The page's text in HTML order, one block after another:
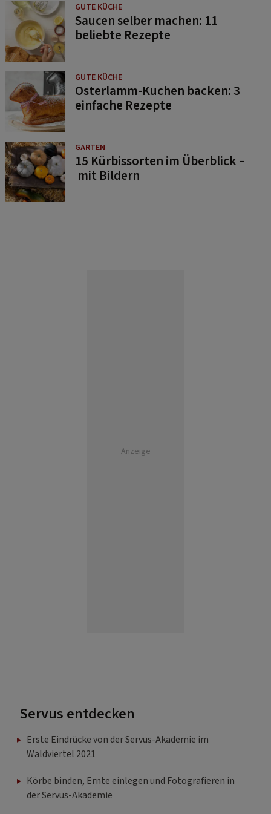
GUTE KÜCHE
Saucen selber machen: 11
beliebte Rezepte
GUTE KÜCHE
Osterlamm-Kuchen backen: 3
einfache Rezepte
GARTEN
15 Kürbissorten im Überblick –
mit Bildern
Anzeige
Servus entdecken
Erste Eindrücke von der Servus-Akademie im
Waldviertel 2021
Körbe binden, Ernte einlegen und Fotografieren in
der Servus-Akademie